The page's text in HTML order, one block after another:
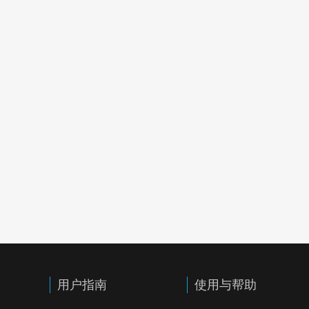
用户指南 使用与帮助